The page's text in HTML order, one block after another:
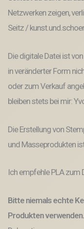
Netzwerken zeigen,
Seitz /
Die digitale Datei ist
in veränderter Form
oder zum Verkauf
bleiben stets bei mir:
Die Erstellung von
und Masseprodukten
Ich empfehle PLA zum
Bitte niemals echte
Produkten verwenden.